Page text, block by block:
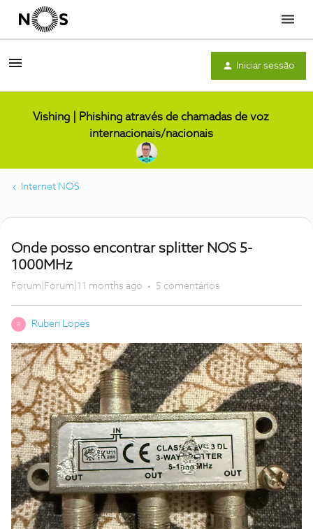
Menu
Iniciar sessão
Vishing | Phishing através de chamadas de voz
internacionais/nacionais
Internet NOS
Onde posso encontrar splitter NOS 5-
1000MHz
Forum|Forum|11 months ago 5 comentários
R Ruben Lopes